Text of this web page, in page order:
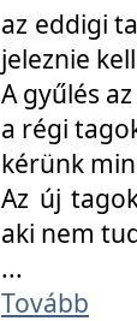
az eddigi
jeleznie
A gyűlés
a régi
kérünk
Az új
aki nem
...
Tovább